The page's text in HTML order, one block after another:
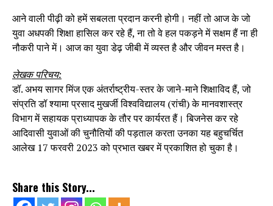
आने वाली पीढ़ी को हमें सबलता प्रदान करनी होगी। नहीं तो आज के जो
युवा अधपकी शिक्षा हासिल कर रहे हैं, ना तो वे हल पकड़ने में सक्षम हैं ना ही
नौकरी पाने में। आज का युवा डेढ़ जीबी में व्यस्त है और जीवन मस्त है।
लेखक परिचय:
डॉ. अभय सागर मिंज एक अंतर्राष्ट्रीय-स्तर के जाने-माने शिक्षाविद हैं, जो
संप्रति डॉ श्यामा प्रसाद मुखर्जी विश्वविद्यालय (रांची) के मानवशास्त्र
विभाग में सहायक प्राध्यापक के तौर पर कार्यरत हैं। बिजनेस कर रहे
आदिवासी युवाओं की चुनौतियों की पड़ताल करता उनका यह बहुचर्चित
आलेख 17 फरवरी 2023 को प्रभात खबर में प्रकाशित हो चुका है।
Share this Story...